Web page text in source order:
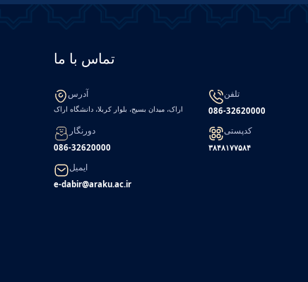
تماس با ما
آدرس
اراک، میدان بسیج، بلوار کربلا، دانشگاه اراک
تلفن
086-32620000
دورنگار
086-32620000
کدپستی
۳۸۴۸۱۷۷۵۸۴
ایمیل
e-dabir@araku.ac.ir